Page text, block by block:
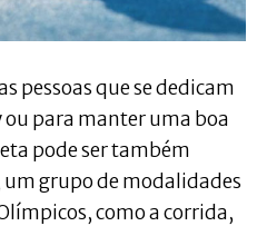
pessoas que se dedicam
ou para manter uma boa
pode ser também
grupo de modalidades
como a corrida,